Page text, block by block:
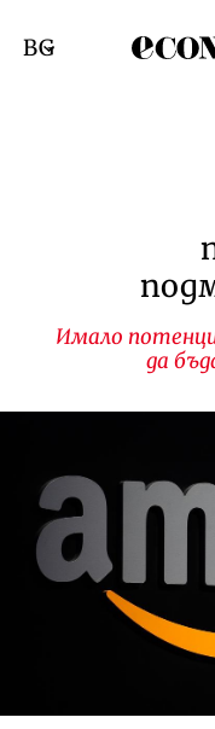
Смяна на език
Имало
да